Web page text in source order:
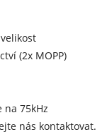
(2x MOPP)
na 75kHz
nás kontaktovat.